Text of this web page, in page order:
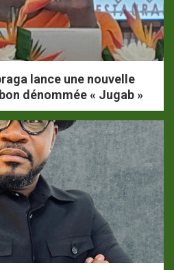
lance une nouvelle
dénommée « Jugab »